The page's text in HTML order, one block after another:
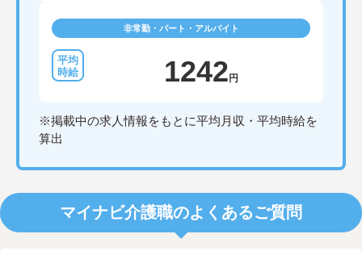
非常勤・パート・アルバイト
1242円
※掲載中の求人情報をもとに平均月収・平均時給を
算出
マイナビ介護職のよくあるご質問